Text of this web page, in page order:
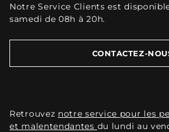
Notre Service Clients est
samedi de 08h à 20h.
CONTACTEZ-
Retrouvez notre service pour les
et malentendantes du lundi au